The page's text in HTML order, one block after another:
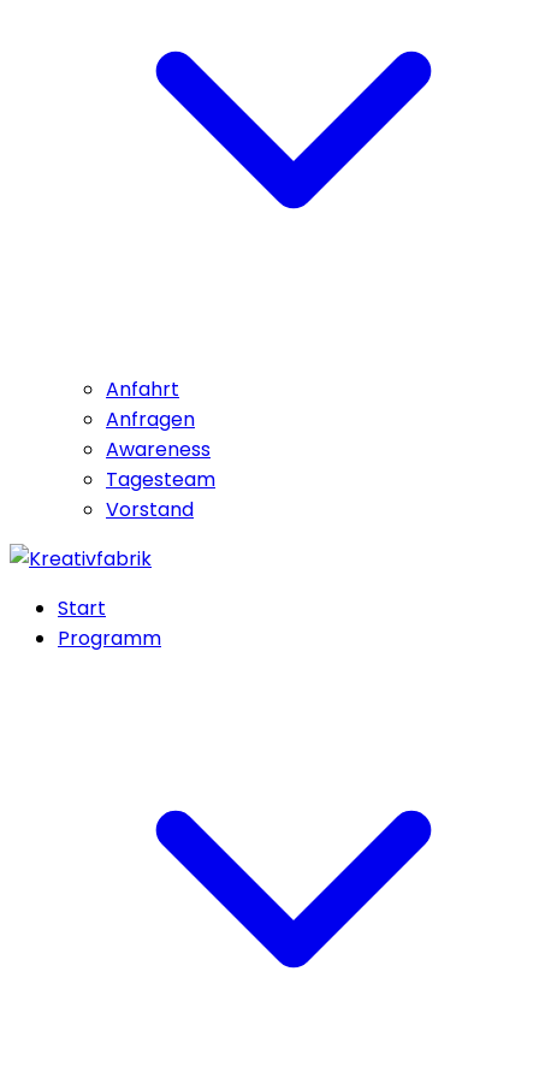
Anfahrt
Anfragen
Awareness
Tagesteam
Vorstand
Start
Programm